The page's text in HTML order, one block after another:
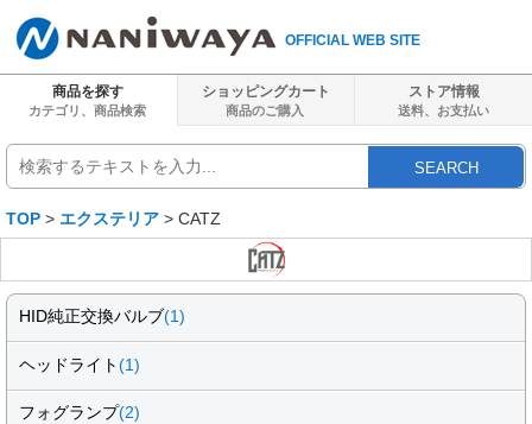
OFFICIAL WEB SITE
商品を探す
カテゴリ、商品検索
ショッピングカート
商品のご購入
ストア情報
送料、 お支払い
SEARCH
TOP > エクステリア > CATZ
HID純正交換バルブ(1)
ヘッドライト(1)
フォグランプ(2)